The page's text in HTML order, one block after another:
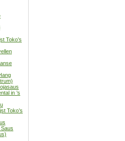
Toko’s
in ’s
Toko’s